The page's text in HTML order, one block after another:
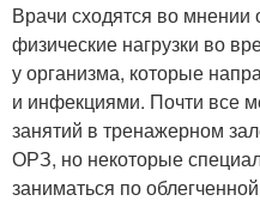
Врачи сходятся во
физические нагрузки во
у организма, которые
и инфекциями. Почти все
занятий в тренажерном
ОРЗ, но некоторые
заниматься по